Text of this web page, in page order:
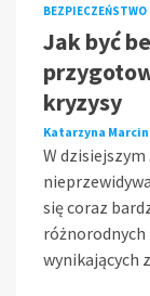
BEZPIECZEŃSTWO
Jak być
kryzysy
Katarzyna
W
się coraz
wynikających